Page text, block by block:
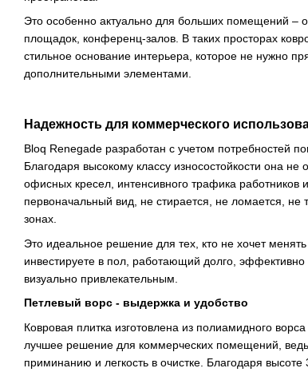
Это особенно актуально для больших помещений –
площадок, конференц-залов. В таких просторах
стильное основание интерьера, которое не нужно
дополнительными элементами.
Надежность для коммерческого
Bloq Renegade разработан с учетом потребностей
Благодаря высокому классу износостойкости она не
офисных кресел, интенсивного трафика работников
первоначальный вид, не стирается, не ломается, не
зонах.
Это идеальное решение для тех, кто не хочет
инвестируете в пол, работающий долго, эффективно
визуально привлекательным.
Петлевый ворс - выдержка и удобство
Ковровая плитка изготовлена ​​из полиамидного
лучшее решение для коммерческих помещений, ведь
приминанию и легкость в очистке. Благодаря